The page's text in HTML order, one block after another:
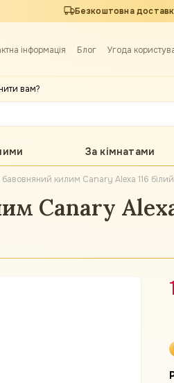
Безкоштовна
інформація Блог Угода
вам?
За кімнатами
килим Canary Alexa 116
Canary